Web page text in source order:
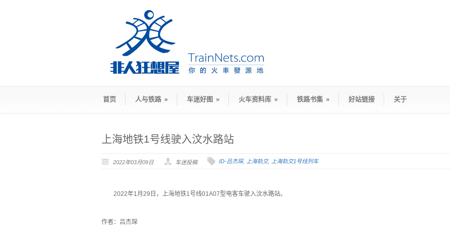
首页 人与铁路 » 车迷好图 » 火车资料库 » 铁路书集 » 好站链接 关于
上海地铁1号线驶入汶水路站
2022年03月09日 车迷投稿 ID-吕杰琛, 上海轨交, 上海轨交1号线列车
2022年1月29日，上海地铁1号线01A07型电客车驶入汶水路站。
作者：吕杰琛